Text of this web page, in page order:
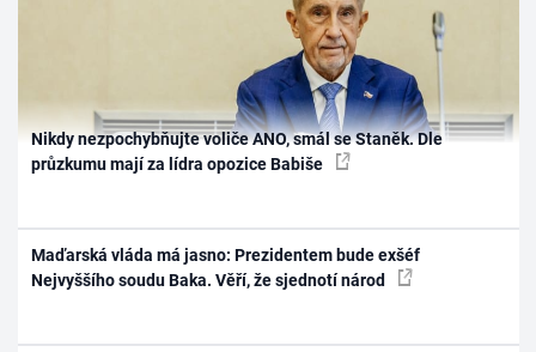
Nikdy nezpochybňujte voliče ANO, smál se Staněk. Dle
průzkumu mají za lídra opozice Babiše
Maďarská vláda má jasno: Prezidentem bude exšéf
Nejvyššího soudu Baka. Věří, že sjednotí národ